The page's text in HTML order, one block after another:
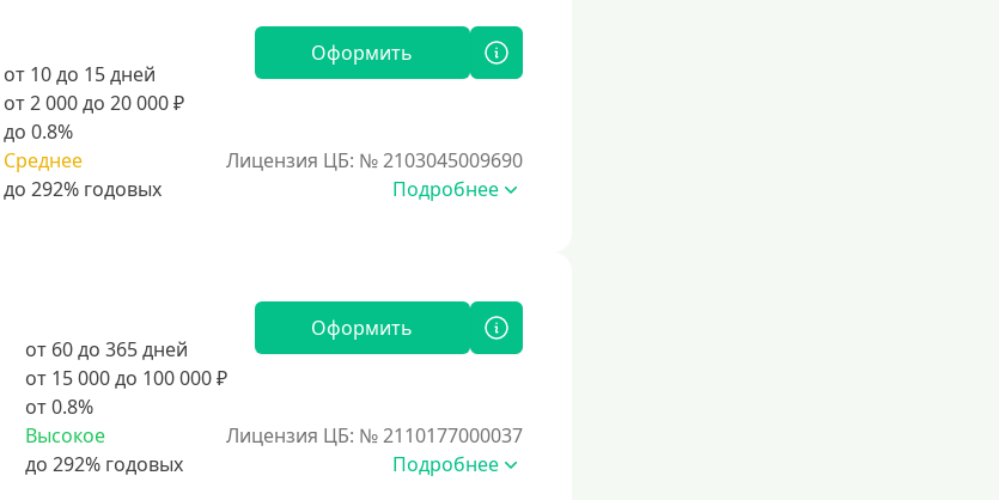
от 10 до 15 дней
от 2 000 до 20 000 ₽
до 0.8%
Среднее
Оформить
Лицензия ЦБ: № 2103045009690
Подробнее
от 60 до 365 дней
от 15 000 до 100 000 ₽
от 0.8%
Высокое
Оформить
Лицензия ЦБ: № 2110177000037
Подробнее